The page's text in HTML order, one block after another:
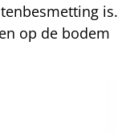
is.
op de bodem